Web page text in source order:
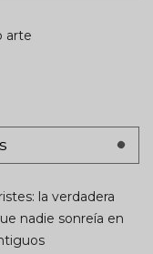
arte
la verdadera
nadie sonreía en